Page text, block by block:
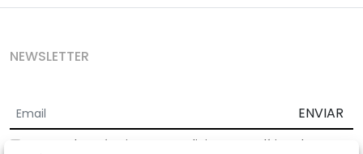
NEWSLETTER
ENVIAR
Acepto los Términos y Condiciones
Política de